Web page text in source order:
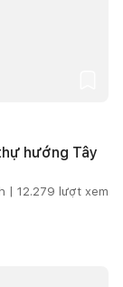
hướng Tây
| 12.279 lượt xem